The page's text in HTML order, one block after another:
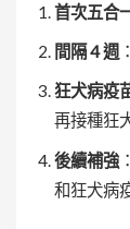
首次五合
間隔 4 週
狂犬病疫
再接種狂
後續補強
和狂犬病